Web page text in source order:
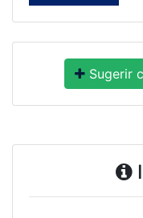
Sugerir